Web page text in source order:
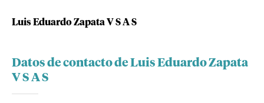
Luis Eduardo Zapata V S A S
Datos de contacto de Luis Eduardo Zapata
V S A S